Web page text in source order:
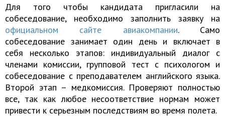
Для того чтобы кандидата пригласили на
собеседование, необходимо заполнить заявку на
официальном сайте авиакомпании. Само
собеседование занимает один день и включает в
себя несколько этапов: индивидуальный диалог с
членами комиссии, групповой тест с психологом и
собеседование с преподавателем английского языка.
Второй этап – медкомиссия. Проверяют полностью
все, так как любое несоответствие нормам может
привести к серьезным последствиям во время полета.